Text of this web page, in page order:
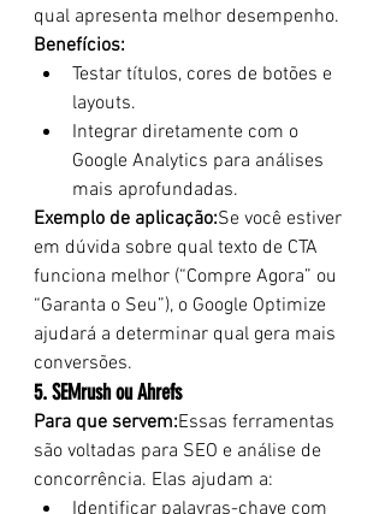
qual apresenta melhor desempenho.
Benefícios:
Testar títulos, cores de botões e
layouts.
Integrar diretamente com o
Google Analytics para análises
mais aprofundadas.
Exemplo de aplicação:Se você estiver
em dúvida sobre qual texto de CTA
funciona melhor (“Compre Agora” ou
“Garanta o Seu”), o Google Optimize
ajudará a determinar qual gera mais
conversões.
5. SEMrush ou Ahrefs
Para que servem:Essas ferramentas
são voltadas para SEO e análise de
concorrência. Elas ajudam a:
Identificar palavras-chave com